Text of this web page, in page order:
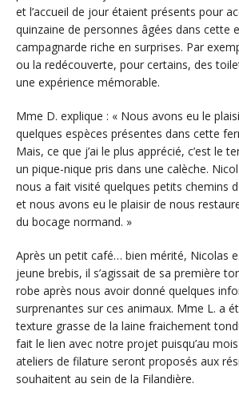
et l’accueil de jour étaient présents pour
quinzaine de personnes âgées dans cette
campagnarde riche en surprises. Par
ou la redécouverte, pour certains, des
une expérience mémorable.
Mme D. explique : « Nous avons eu le
quelques espèces présentes dans cette
Mais, ce que j’ai le plus apprécié, c’est le
un pique-nique pris dans une calèche.
nous a fait visité quelques petits chemins
et nous avons eu le plaisir de nous
du bocage normand. »
Après un petit café… bien mérité, Nicolas
jeune brebis, il s’agissait de sa première
robe après nous avoir donné quelques
surprenantes sur ces animaux. Mme L. a
texture grasse de la laine fraichement
fait le lien avec notre projet puisqu’au
ateliers de filature seront proposés aux
souhaitent au sein de la Filandière.